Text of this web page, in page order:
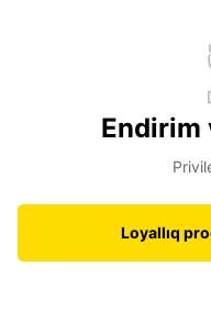
Endirim
Loyallıq